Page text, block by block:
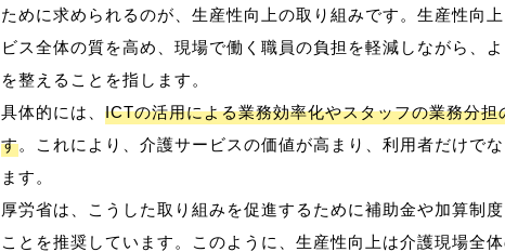
ために求められるのが、生産性向上の取り組みです。生産性向
ビス全体の質を高め、現場で働く職員の負担を軽減しながら、
を整えることを指します。
具体的には、 ICTの活用による業務効率化やスタッフの業務分
す。これにより、介護サービスの価値が高まり、利用者だけで
ます。
厚労省は、こうした取り組みを促進するために補助金や加算制
ことを推奨しています。このように、生産性向上は介護現場全